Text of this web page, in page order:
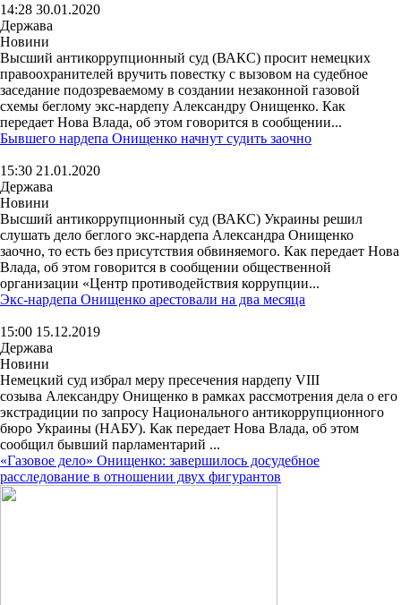
14:28 30.01.2020
Держава
Новини
Высший антикоррупционный суд (ВАКС) просит немецких
правоохранителей вручить повестку с вызовом на судебное
заседание подозреваемому в создании незаконной газовой
схемы беглому экс-нардепу Александру Онищенко. Как
передает Нова Влада, об этом говорится в сообщении...
Бывшего нардепа Онищенко начнут судить заочно
15:30 21.01.2020
Держава
Новини
Высший антикоррупционный суд (ВАКС) Украины решил
слушать дело беглого экс-нардепа Александра Онищенко
заочно, то есть без присутствия обвиняемого. Как передает Нова
Влада, об этом говорится в сообщении общественной
организации «Центр противодействия коррупции...
Экс-нардепа Онищенко арестовали на два месяца
15:00 15.12.2019
Держава
Новини
Немецкий суд избрал меру пресечения нардепу VIII
созыва Александру Онищенко в рамках рассмотрения дела о его
экстрадиции по запросу Национального антикоррупционного
бюро Украины (НАБУ). Как передает Нова Влада, об этом
сообщил бывший парламентарий ...
«Газовое дело» Онищенко: завершилось досудебное
расследование в отношении двух фигурантов